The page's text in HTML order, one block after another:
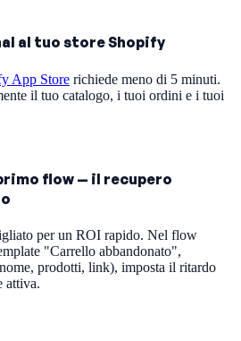
al tuo store Shopify
App Store richiede meno di 5 minuti.
il tuo catalogo, i tuoi ordini e i tuoi
flow — il recupero
per un ROI rapido. Nel flow
"Carrello abbandonato",
prodotti, link), imposta il ritardo
attiva.